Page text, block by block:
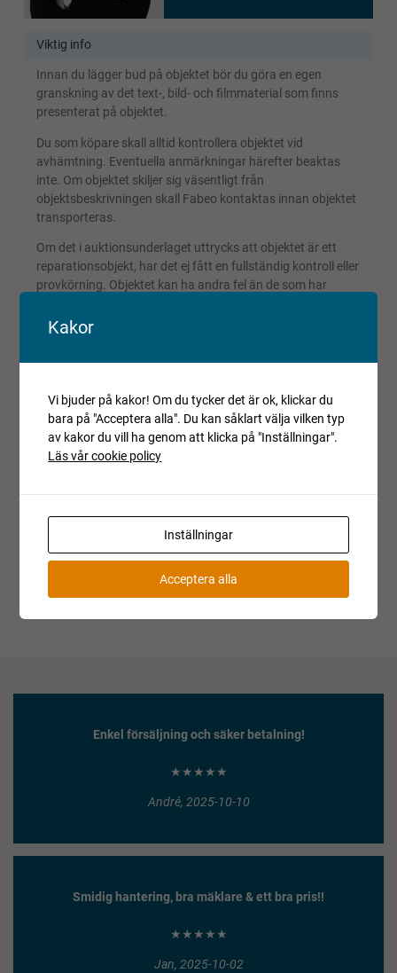
Viktig info
Innan du lägger bud på objektet bör du göra en egen
granskning av det text-, bild- och filmmaterial som finns
presenterat på objektet.
Du som köpare skall alltid kontrollera objektet vid
avhämtning. Eventuella anmärkningar härefter beaktas
inte. Om objektet skiljer sig väsentligt från
objektsbeskrivningen skall Fabeo kontaktas innan objektet
transporteras.
Om det i auktionsunderlaget uttrycks att objektet är ett
reparationsobjekt, har det ej fått en fullständig kontroll eller
provkörning. Objektet kan ha andra fel än de som har
Reparationsobjekt kan ej reklameras.
Villkor och regler
Kopiera länk till den här auktionen
Auktionen är avslutad
Enkel försäljning och säker betalning!
★★★★★
André, 2025-10-10
Smidig hantering, bra mäklare & ett bra pris!!
★★★★★
Jan, 2025-10-02
Kakor
Vi bjuder på kakor! Om du tycker det är ok, klickar du
bara på "Acceptera alla". Du kan såklart välja vilken typ
av kakor du vill ha genom att klicka på "Inställningar".
Läs vår cookie policy
Inställningar
Acceptera alla